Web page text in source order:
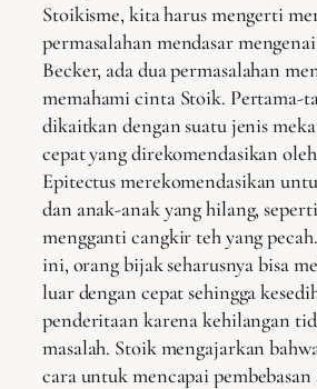
Stoikisme, kita harus mengerti
permasalahan mendasar
Becker, ada dua permasalahan
memahami cinta Stoik. Pertama-
dikaitkan dengan suatu jenis
cepat yang direkomendasikan oleh
Epitectus merekomendasikan
dan anak-anak yang hilang,
mengganti cangkir teh yang
ini, orang bijak seharusnya bisa
luar dengan cepat sehingga
penderitaan karena kehilangan
masalah. Stoik mengajarkan
cara untuk mencapai